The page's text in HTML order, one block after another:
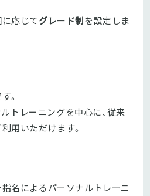
応じてグレード制を設定しま
。
トレーニングを中心に、従来
用いただけます。
名によるパーソナルトレーニ